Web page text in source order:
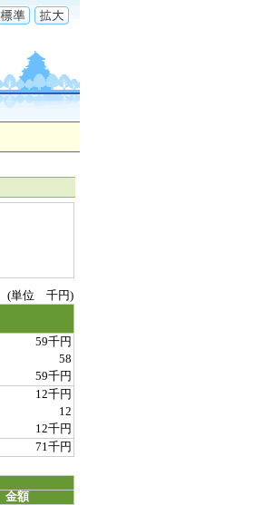
(単位 千円)
59千円
58
59千円
12千円
12
12千円
71千円
金額